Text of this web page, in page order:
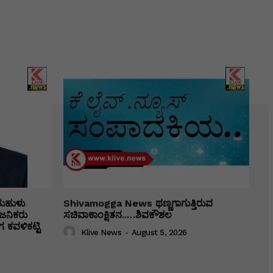
ಕವಳಿಕಟ್ಟಿ
Shivamogga News ಥಣ್ಣಗಾಗುತ್ತಿರುವ
ಸಚಿವಾಕಾಂಕ್ಷಿತನ..…ಶಿವಕೌಶಲ
Klive News - August 5, 2026